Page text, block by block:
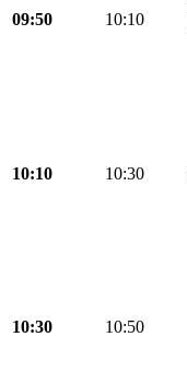
09:50 10:10
10:10 10:30
10:30 10:50